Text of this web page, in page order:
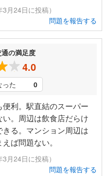
月24日に投稿）
問題を報告する
の満足度
4.0
た 0
利。駅直結のスーパー
。周辺は飲食店だらけ
る。マンション周辺は
ば問題ない。
月24日に投稿）
問題を報告する